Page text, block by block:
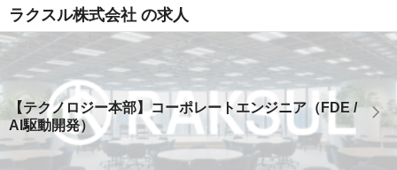
ラクスル株式会社 の求人
【テクノロジー本部】コーポレートエンジニア（FDE /
AI駆動開発）